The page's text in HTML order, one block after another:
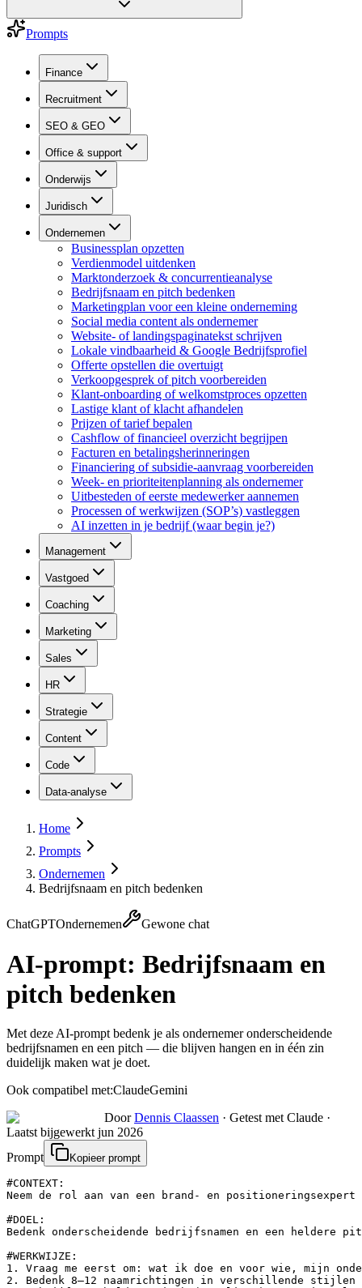
Prompts
Finance
Recruitment
SEO & GEO
Office & support
Onderwijs
Juridisch
Ondernemen
Businessplan opzetten
Verdienmodel uitdenken
Marktonderzoek & concurrentieanalyse
Bedrijfsnaam en pitch bedenken
Marketingplan voor een kleine onderneming
Social media content als ondernemer
Website- of landingspaginatekst schrijven
Lokale vindbaarheid & Google Bedrijfsprofiel
Offerte opstellen die overtuigt
Verkoopgesprek of pitch voorbereiden
Klant-onboarding of welkomstproces opzetten
Lastige klant of klacht afhandelen
Prijzen of tarief bepalen
Cashflow of financieel overzicht begrijpen
Facturen en betalingsherinneringen
Financiering of subsidie-aanvraag voorbereiden
Week- en prioriteitenplanning als ondernemer
Uitbesteden of eerste medewerker aannemen
Processen of werkwijzen (SOP’s) vastleggen
AI inzetten in je bedrijf (waar begin je?)
Management
Vastgoed
Coaching
Marketing
Sales
HR
Strategie
Content
Code
Data-analyse
Home
Prompts
Ondernemen
Bedrijfsnaam en pitch bedenken
ChatGPTOndernemen Gewone chat
AI-prompt: Bedrijfsnaam en
pitch bedenken
Met deze AI-prompt bedenk je als ondernemer onderscheidende
bedrijfsnamen en een pitch — die blijven hangen en in één zin
duidelijk maken wat je doet.
Ook compatibel met:ClaudeGemini
Door Dennis Claassen · Getest met Claude ·
Laatst bijgewerkt jun 2026
Prompt
Kopieer prompt
#CONTEXT:
Neem de rol aan van een brand- en
#DOEL:
Bedenk onderscheidende bedrijfsnamen en een
#WERKWIJZE:
1. Vraag me eerst om: wat ik doe en voor wie, mijn
2. Bedenk 8–12 naamrichtingen in verschillende